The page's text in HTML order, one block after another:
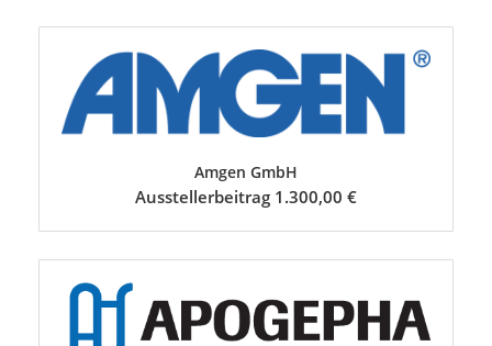
Amgen GmbH
Ausstellerbeitrag 1.300,00 €